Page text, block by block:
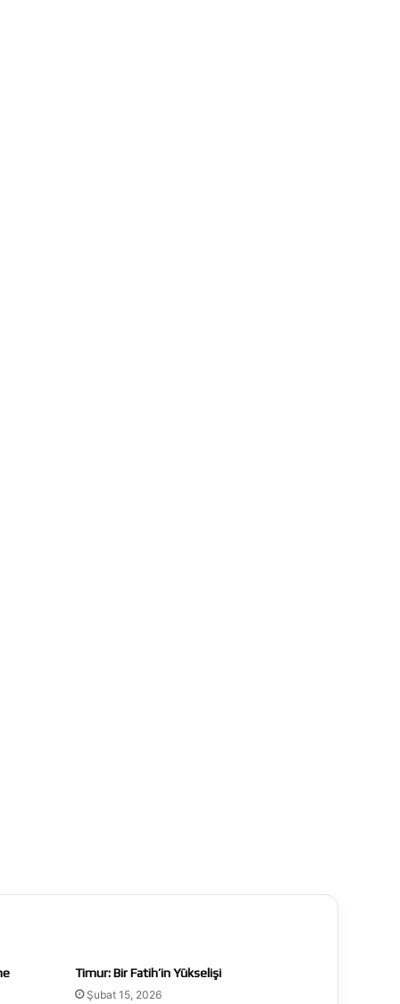
Timur: Bir Fatih’in Yükselişi
Şubat 15, 2026